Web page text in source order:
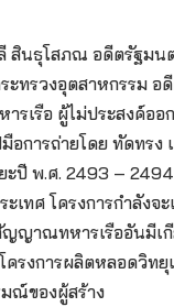
สินธุโสภณ อดีตรัฐม
ทรวงอุตสาหกรรม
เรือ ผู้ไม่ประสงค์ออ
การถ่ายโดย ทัดทรง
ปี พ.ศ. 2493 –
เทศ โครงการกำลังจ
าณทหารเรืออันมีเ
รงการผลิตหลอดวิท
ณ์ของผู้สร้าง